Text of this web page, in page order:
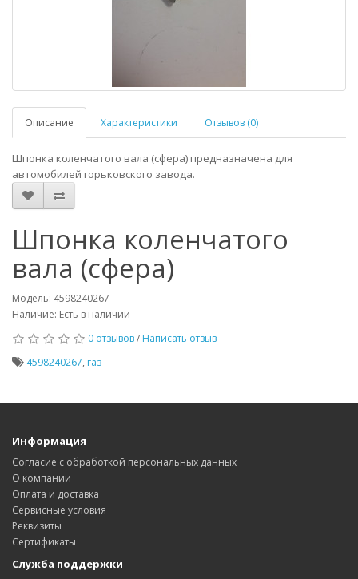
Описание Характеристики Отзывов (0)
Шпонка коленчатого вала (сфера) предназначена для
автомобилей горьковского завода.
Шпонка коленчатого
вала (сфера)
Модель: 4598240267
Наличие: Есть в наличии
0 отзывов/ Написать отзыв
4598240267, газ
Информация
Согласие с обработкой персональных данных
О компании
Оплата и доставка
Сервисные условия
Реквизиты
Сертификаты
Служба поддержки